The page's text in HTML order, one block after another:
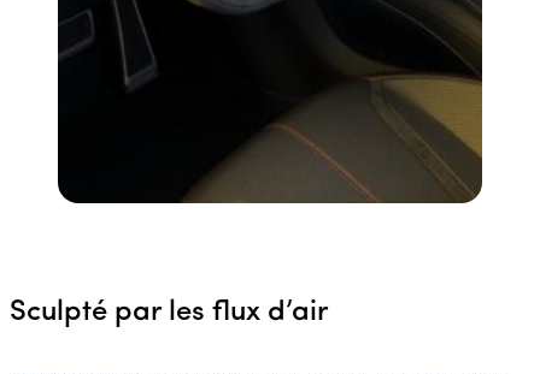
Sculpté par les flux d’air